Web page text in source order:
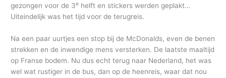
gezongen voor de 3e helft en stickers werden geplakt…
Uiteindelijk was het tijd voor de terugreis.
Na een paar uurtjes een stop bij de McDonalds, even de benen
strekken en de inwendige mens versterken. De laatste maaltijd
op Franse bodem. Nu dus echt terug naar Nederland, het was
wel wat rustiger in de bus, dan op de heenreis, waar dat nou